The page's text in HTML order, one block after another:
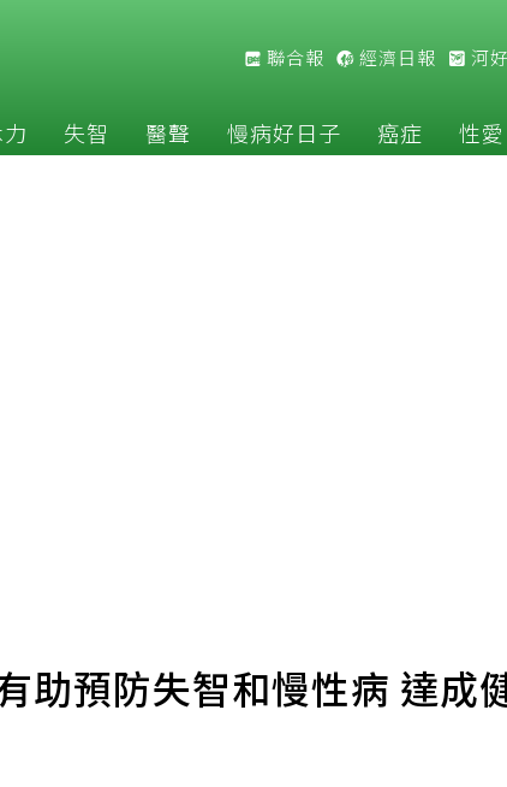
聯合報 經濟日報 河
失智 醫聲 慢病好日子 癌症 性愛
助預防失智和慢性病 達成